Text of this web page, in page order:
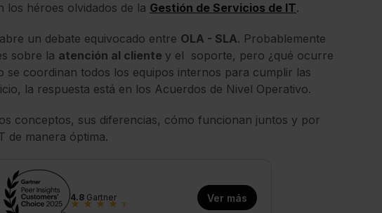
los héroes olvidados de la Gestión de Servicios de IT.
un debate equivocado entre OLA - SLA. Probablemente
sobre la atención al cliente y el soporte, pero ¿qué ocurre
coordinan todos los equipos internos para cumplir las
la respuesta está en los Acuerdos de Nivel Operativo.
conceptos, sus diferencias, cómo funcionan juntos y por
de manera óptima.
4.8 Gartner
★ ★ ★ ★ ★ Ver más